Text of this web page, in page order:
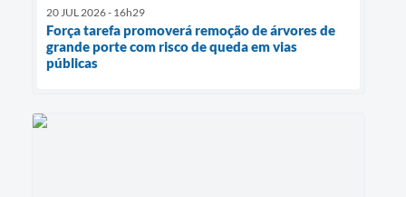
20 JUL 2026 - 16h29
Força tarefa promoverá remoção de árvores de
grande porte com risco de queda em vias
públicas